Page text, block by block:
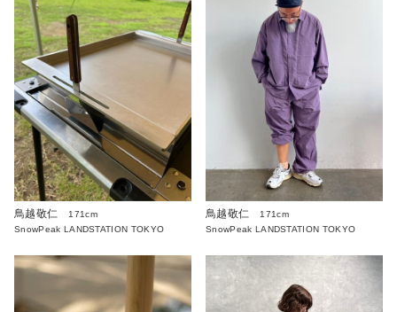
鳥越敬仁
171cm
SnowPeak LANDSTATION TOKYO
鳥越敬仁
171cm
SnowPeak LANDSTATION TOKYO